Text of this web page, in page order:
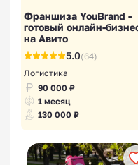
Франшиза YouBrand -
готовый онлайн-
на Авито
5.0(64)
Логистика
90 000 ₽
1 месяц
130 000 ₽